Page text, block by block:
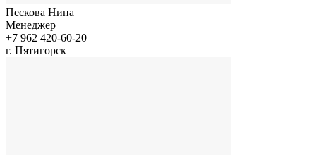
Пескова Нина
Менеджер
+7 962 420-60-20
г. Пятигорск